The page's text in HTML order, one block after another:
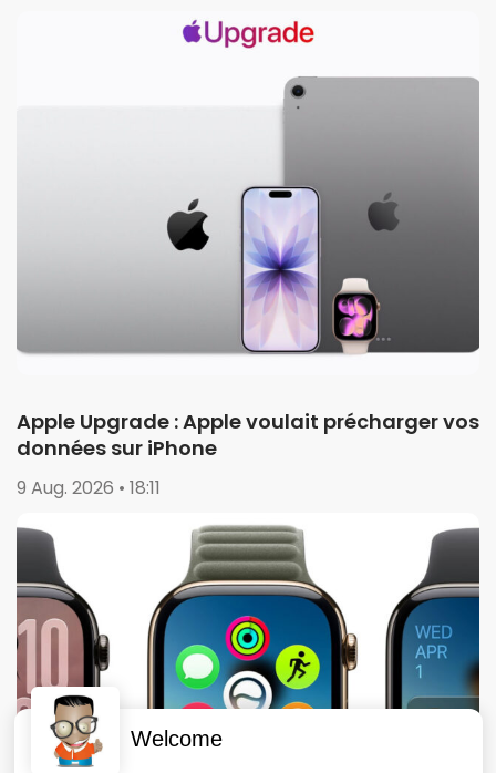
Apple Upgrade : Apple voulait précharger vos
données sur iPhone
9 Aug. 2026 • 18:11
Welcome